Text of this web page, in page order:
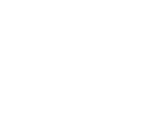
к одному
почти
открылась
придуманная
сегодня об очень
образном визуальном
успех новой